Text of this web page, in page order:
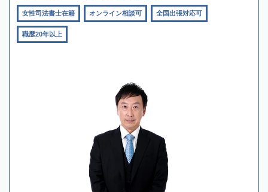
女性司法書士在籍 オンライン相談可 全国出張対応可
職歴20年以上